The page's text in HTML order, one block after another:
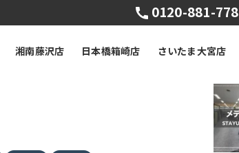
0120-881-778
湘南藤沢店 日本橋箱崎店 さいたま大宮店